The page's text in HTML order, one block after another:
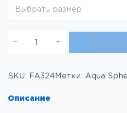
Выбрать размер
и
е
− + В корзину
SKU: FA324Метки: Aqua
Описание